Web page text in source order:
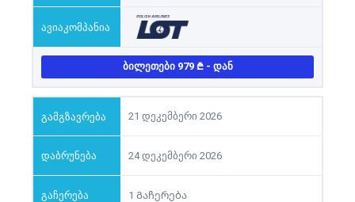
ᲑᲘᲚᲔᲗᲔᲑᲘ 979 - ᲓᲐᲜ
21 დეკემბერი 2026
24 დეკემბერი 2026
1 Გაჩერება